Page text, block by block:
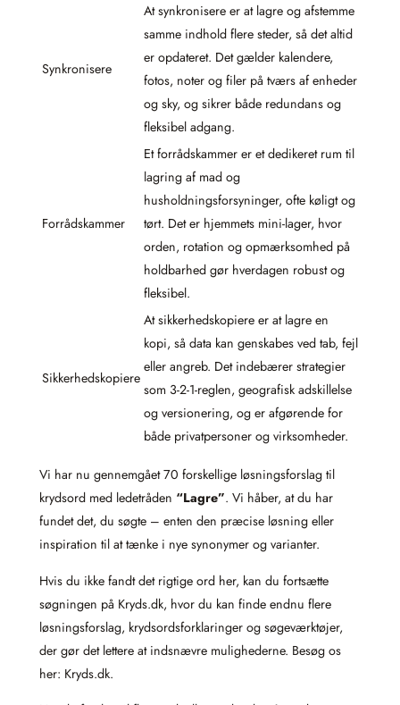
Synkronisere
At synkronisere er at lagre og afstemme
samme indhold flere steder, så det altid
er opdateret. Det gælder kalendere,
fotos, noter og filer på tværs af enheder
og sky, og sikrer både redundans og
fleksibel adgang.
Forrådskammer
Et forrådskammer er et dedikeret rum til
lagring af mad og
husholdningsforsyninger, ofte køligt og
tørt. Det er hjemmets mini-lager, hvor
orden, rotation og opmærksomhed på
holdbarhed gør hverdagen robust og
fleksibel.
Sikkerhedskopiere
At sikkerhedskopiere er at lagre en
kopi, så data kan genskabes ved tab, fejl
eller angreb. Det indebærer strategier
som 3-2-1-reglen, geografisk adskillelse
og versionering, og er afgørende for
både privatpersoner og virksomheder.
Vi har nu gennemgået 70 forskellige løsningsforslag til
krydsord med ledetråden “Lagre”. Vi håber, at du har
fundet det, du søgte – enten den præcise løsning eller
inspiration til at tænke i nye synonymer og varianter.
Hvis du ikke fandt det rigtige ord her, kan du fortsætte
søgningen på Kryds.dk, hvor du kan finde endnu flere
løsningsforslag, krydsordsforklaringer og søgeværktøjer,
der gør det lettere at indsnævre mulighederne. Besøg os
her: Kryds.dk.